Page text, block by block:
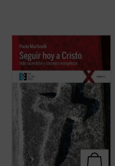
espirituales dirigidos a sacerdotes, se
ofrece como un instrumento altamente
valioso de reflexión para todo cristiano --
cualquiera que sea su estado de vida--
sobre los consejos evangélicos (pobreza,
(ver ficha)